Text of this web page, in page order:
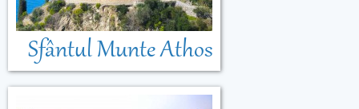
Sfântul Munte Athos